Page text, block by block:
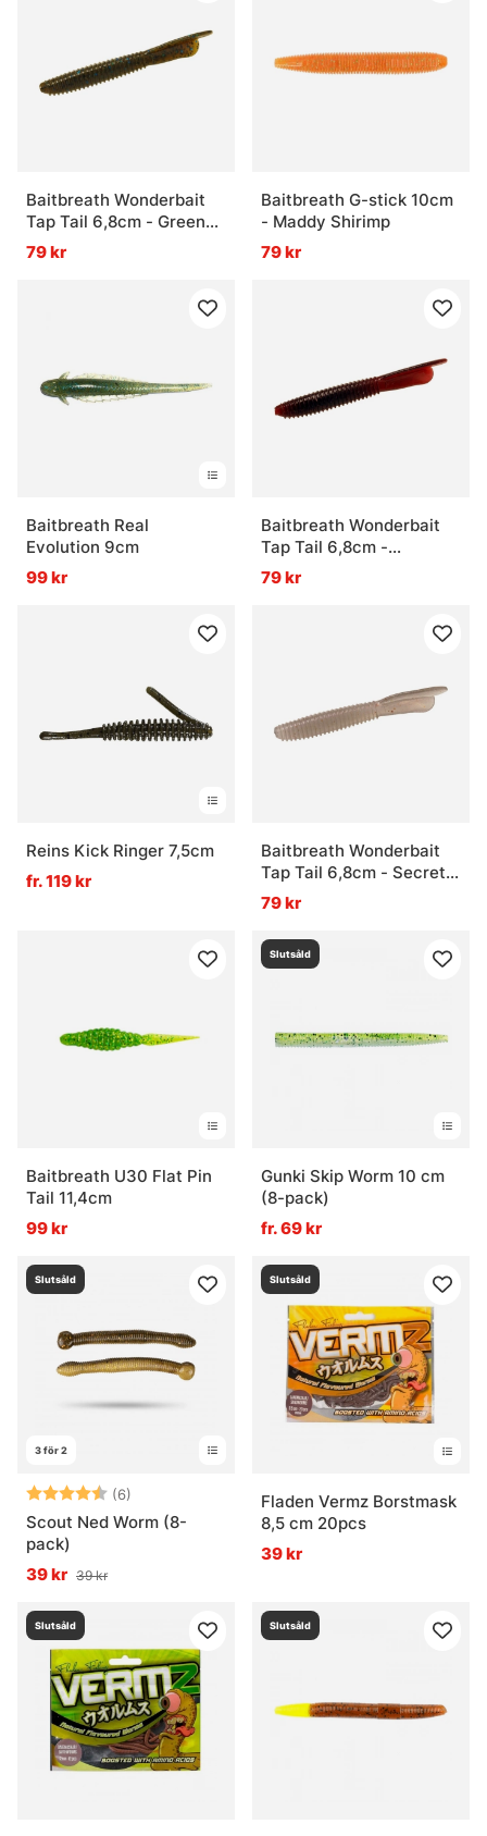
Baitbreath Wonderbait
Tap Tail 6,8cm - Green
Pumpkin/Blue
79 kr
Baitbreath G-stick 10cm
- Maddy Shirimp
79 kr
Baitbreath Real
Evolution 9cm
99 kr
Baitbreath Wonderbait
Tap Tail 6,8cm -
Cokecolor
79 kr
Reins Kick Ringer 7,5cm
fr. 119 kr
Baitbreath Wonderbait
Tap Tail 6,8cm - Secret
Pearl
79 kr
Baitbreath U30 Flat Pin
Tail 11,4cm
99 kr
Slutsåld
Gunki Skip Worm 10 cm
(8-pack)
fr. 69 kr
3 för 2
Slutsåld
Betyg: (6)
4.2 utav 5 stjärnor
Scout Ned Worm (8-
pack)
39 kr 39 kr
Slutsåld
Fladen Vermz Borstmask
8,5 cm 20pcs
39 kr
Slutsåld Slutsåld